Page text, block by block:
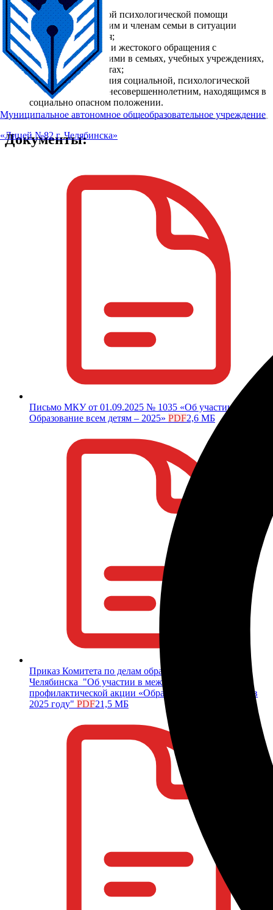
Муниципальное автономное общеобразовательное учреждение
«Лицей №82 г. Челябинска»
оказание экстренной психологической помощи
несовершеннолетним и членам семьи в ситуации
домашнего насилия;
по фактам насилия и жестокого обращения с
несовершеннолетними в семьях, учебных учреждениях,
общественных местах;
по вопросам оказания социальной, психологической
помощи семьям и несовершеннолетним, находящимся в
социально опасном положении.
Документы:
Письмо МКУ от 01.09.2025 № 1035 «Об участии в акции
Образование всем детям – 2025» PDF2,6 МБ
Приказ Комитета по делам образования города
Челябинска "Об участии в межведомственной
профилактической акции «Образование всем детям» в
2025 году" PDF21,5 МБ